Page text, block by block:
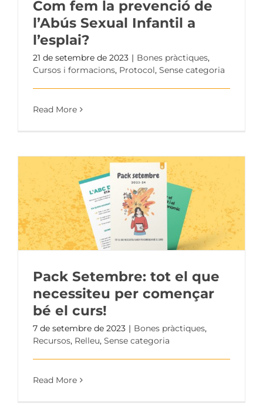
Com fem la prevenció de
l’Abús Sexual Infantil a
l’esplai?
21 de setembre de 2023 | Bones pràctiques,
Cursos i formacions, Protocol, Sense categoria
Read More
Pack Setembre: tot el que
necessiteu per començar
bé el curs!
7 de setembre de 2023 | Bones pràctiques,
Recursos, Relleu, Sense categoria
Read More